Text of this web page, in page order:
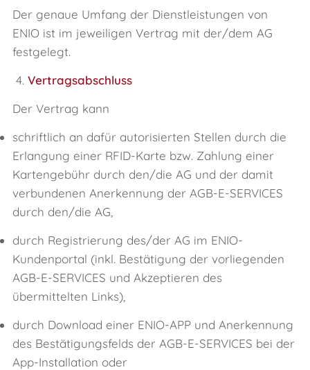
Der genaue Umfang der Dienstleistungen von
ENIO ist im jeweiligen Vertrag mit der/dem AG
festgelegt.
4. Vertragsabschluss
Der Vertrag kann
schriftlich an dafür autorisierten Stellen durch die
Erlangung einer RFID-Karte bzw. Zahlung einer
Kartengebühr durch den/die AG und der damit
verbundenen Anerkennung der AGB-E-SERVICES
durch den/die AG,
durch Registrierung des/der AG im ENIO-
Kundenportal (inkl. Bestätigung der vorliegenden
AGB-E-SERVICES und Akzeptieren des
übermittelten Links),
durch Download einer ENIO-APP und Anerkennung
des Bestätigungsfelds der AGB-E-SERVICES bei der
App-Installation oder